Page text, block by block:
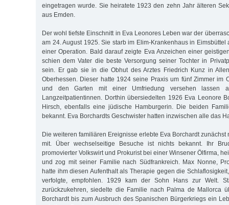
eingetragen wurde. Sie heiratete 1923 den zehn Jahr älteren
aus Emden.
Der wohl tiefste Einschnitt in Eva Leonores Leben war der
am 24. August 1925. Sie starb im Elim-Krankenhaus in
einer Operation. Bald darauf zeigte Eva Anzeichen einer
schien dem Vater die beste Versorgung seiner Tochter in
sein. Er gab sie in die Obhut des Arztes Friedrich Kunz in
Oberhessen. Dieser hatte 1924 seine Praxis um fünf Zimmer im
und den Garten mit einer Umfriedung versehen lassen
Langzeitpatientinnen. Dorthin übersiedelten 1926 Eva Leonore
Hirsch, ebenfalls eine jüdische Hamburgerin. Die beiden
bekannt. Eva Borchardts Geschwister hatten inzwischen alle das
Die weiteren familiären Ereignisse erlebte Eva Borchardt zunächst
mit. Über wechselseitige Besuche ist nichts bekannt. Ihr
promovierter Volkswirt und Prokurist bei einer Winsener Ölfirma,
und zog mit seiner Familie nach Südfrankreich. Max Nonne,
hatte ihm diesen Aufenthalt als Therapie gegen die
verfolgte, empfohlen. 1929 kam der Sohn Hans zur Welt.
zurückzukehren, siedelte die Familie nach Palma de Mallorca
Borchardt bis zum Ausbruch des Spanischen Bürgerkriegs ein